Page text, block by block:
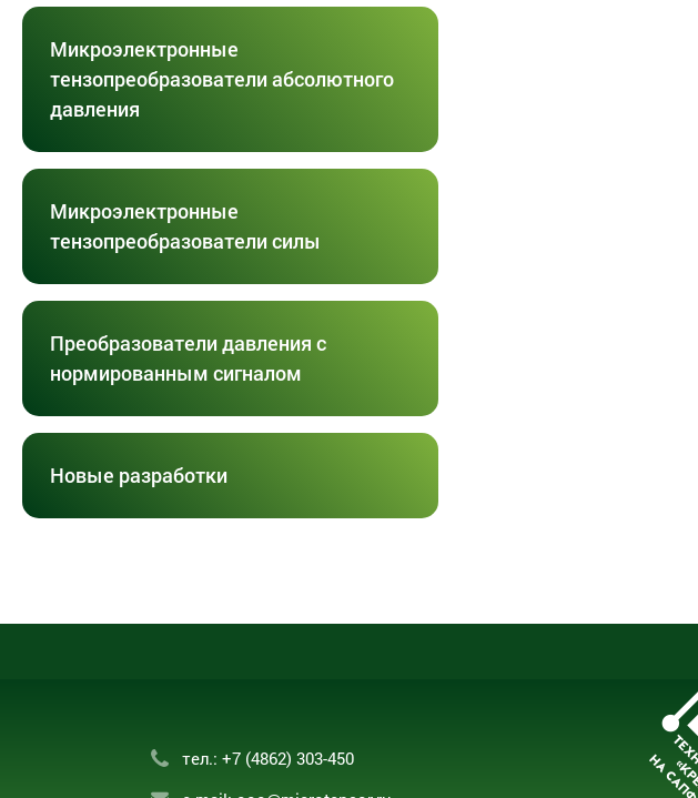
Микроэлектронные
тензопреобразователи абсолютного
давления
Микроэлектронные
тензопреобразователи силы
Преобразователи давления с
нормированным сигналом
Новые разработки
тел.: +7 (4862) 303-450